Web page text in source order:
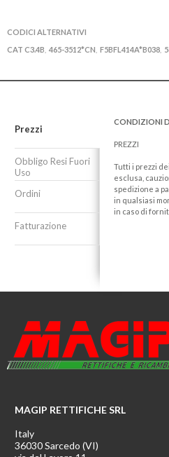
CODICI ALTERNATIVI
CAT C3.4B 465-3512*CN F5BFL414A*B038
Prezzi
Obbligo Resi Fuori
Uso
Ordini
Fatturazione
CONDIZIONI
PREZZI
Tutti i prezzi
esclusa,
spedizione a
in qualsiasi
in caso di
MAGIP RETTIFICHE SRL
Italy
36030 Sarcedo (VI)